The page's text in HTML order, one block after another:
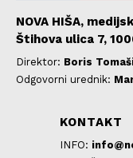
NOVA HIŠA,
Štihova ulica 7,
Direktor: Boris
Odgovorni urednik:
KONTAKT
INFO: